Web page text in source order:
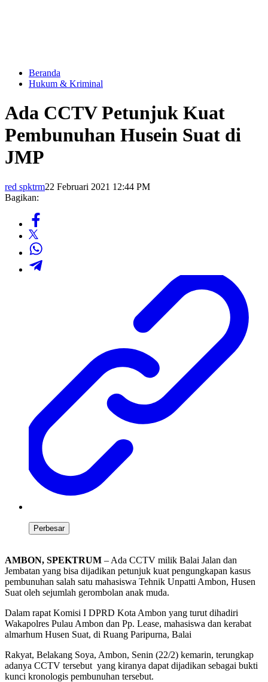
Beranda
Hukum & Kriminal
Ada CCTV Petunjuk Kuat
Pembunuhan Husein Suat di
JMP
red spktrm22 Februari 2021 12:44 PM
Bagikan:
Perbesar
AMBON, SPEKTRUM – Ada CCTV milik Balai Jalan dan
Jembatan yang bisa dijadikan petunjuk kuat pengungkapan kasus
pembunuhan salah satu mahasiswa Tehnik Unpatti Ambon, Husen
Suat oleh sejumlah gerombolan anak muda.
Dalam rapat Komisi I DPRD Kota Ambon yang turut dihadiri
Wakapolres Pulau Ambon dan Pp. Lease, mahasiswa dan kerabat
almarhum Husen Suat, di Ruang Paripurna, Balai
Rakyat, Belakang Soya, Ambon, Senin (22/2) kemarin, terungkap
adanya CCTV tersebut yang kiranya dapat dijadikan sebagai bukti
kunci kronologis pembunuhan tersebut.